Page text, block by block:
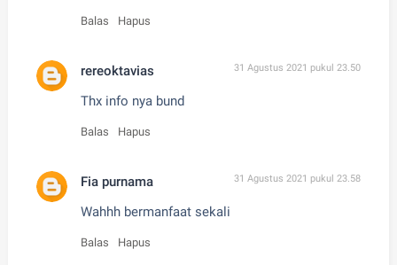
Balas Hapus
rereoktavias 31 Agustus 2021 pukul 23.50
Thx info nya bund
Balas Hapus
Fia purnama 31 Agustus 2021 pukul 23.58
Wahhh bermanfaat sekali
Balas Hapus